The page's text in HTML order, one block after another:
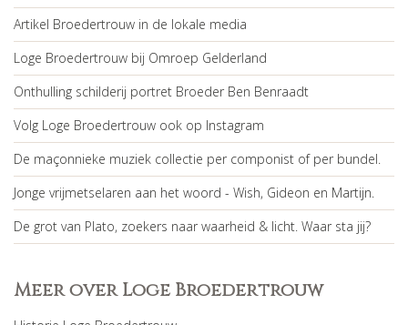
Artikel Broedertrouw in de lokale media
Loge Broedertrouw bij Omroep Gelderland
Onthulling schilderij portret Broeder Ben Benraadt
Volg Loge Broedertrouw ook op Instagram
De maçonnieke muziek collectie per componist of per bundel.
Jonge vrijmetselaren aan het woord - Wish, Gideon en Martijn.
De grot van Plato, zoekers naar waarheid & licht. Waar sta jij?
Meer over Loge Broedertrouw